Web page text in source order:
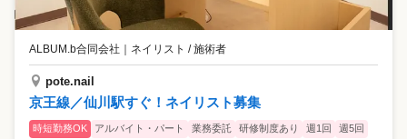
ALBUM.b合同会社 ｜ ネイリスト / 施術者
pote.nail
京王線／仙川駅すぐ！ネイリスト募集
時短勤務OK アルバイト・パート 業務委託 研修制度あり 週1回 週5回